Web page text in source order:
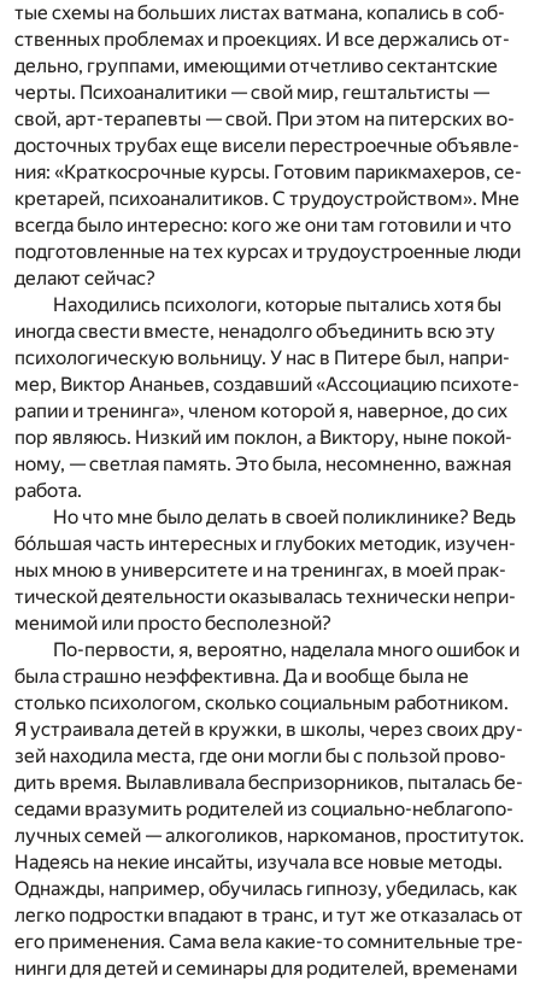
тые схе­мы на боль­ших ли­стах ват­ма­на, ко­па­лись в соб­
ствен­ных про­бле­мах и про­ек­ци­ях. И все дер­жа­лись от­
дель­но, груп­па­ми, име­ю­щи­ми от­чет­ли­во сек­тант­ские
чер­ты. Пси­хо­ана­ли­ти­ки — свой мир, ге­шталь­ти­сты —
свой, арт-те­ра­пев­ты — свой. При этом на пи­тер­ских во­
до­сточ­ных тру­бах еще ви­се­ли пе­ре­стро­еч­ные объ­яв­ле­
ния: «Крат­ко­сроч­ные кур­сы. Го­то­вим па­рик­ма­хе­ров, се­
кре­та­рей, пси­хо­ана­ли­ти­ков. С тру­до­устрой­ством». Мне
все­гда было ин­те­рес­но: кого же они там го­то­ви­ли и что
под­го­тов­лен­ные на тех кур­сах и тру­до­устро­ен­ные люди
де­ла­ют сей­час?
На­хо­ди­лись пси­хо­ло­ги, ко­то­рые пы­та­лись хотя бы
ино­гда све­сти вме­сте, не­на­дол­го объ­еди­нить всю эту
пси­хо­ло­ги­че­скую воль­ни­цу. У нас в Пи­те­ре был, на­при­
мер, Вик­тор Ана­ньев, со­здав­ший «Ас­со­ци­а­цию пси­хо­те­
ра­пии и тре­нин­га», чле­ном ко­то­рой я, на­вер­ное, до сих
пор яв­ля­юсь. Низ­кий им по­клон, а Вик­то­ру, ныне по­кой­
но­му, — свет­лая па­мять. Это была, не­со­мнен­но, важ­ная
ра­бо­та.
Но что мне было де­лать в сво­ей по­ли­кли­ни­ке? Ведь
бóль­шая часть ин­те­рес­ных и глу­бо­ких ме­то­дик, изу­чен­
ных мною в уни­вер­си­те­те и на тре­нин­гах, в моей прак­
ти­че­ской де­я­тель­но­сти ока­зы­ва­лась тех­ни­че­ски не­при­
ме­ни­мой или про­сто бес­по­лез­ной?
По-пер­во­сти, я, ве­ро­ят­но, на­де­ла­ла мно­го оши­бок и
была страш­но не­эф­фек­тив­на. Да и во­об­ще была не
столь­ко пси­хо­ло­гом, сколь­ко со­ци­аль­ным ра­бот­ни­ком.
Я устра­и­ва­ла де­тей в круж­ки, в шко­лы, че­рез сво­их дру­
зей на­хо­ди­ла ме­ста, где они мог­ли бы с поль­зой про­во­
дить вре­мя. Вы­лав­ли­ва­ла бес­при­зор­ни­ков, пы­та­лась бе­
се­да­ми вра­зу­мить ро­ди­те­лей из со­ци­аль­но-не­бла­го­по­
луч­ных се­мей — ал­ко­го­ли­ков, нар­ко­ма­нов, про­сти­ту­ток.
На­де­ясь на не­кие ин­сай­ты, изу­ча­ла все но­вые ме­то­ды.
Од­на­жды, на­при­мер, обу­чи­лась гип­но­зу, убе­ди­лась, как
лег­ко под­рост­ки впа­да­ют в транс, и тут же от­ка­за­лась от
его при­ме­не­ния. Сама вела ка­кие-то со­мни­тель­ные тре­
нин­ги для де­тей и се­ми­на­ры для ро­ди­те­лей, вре­ме­на­ми